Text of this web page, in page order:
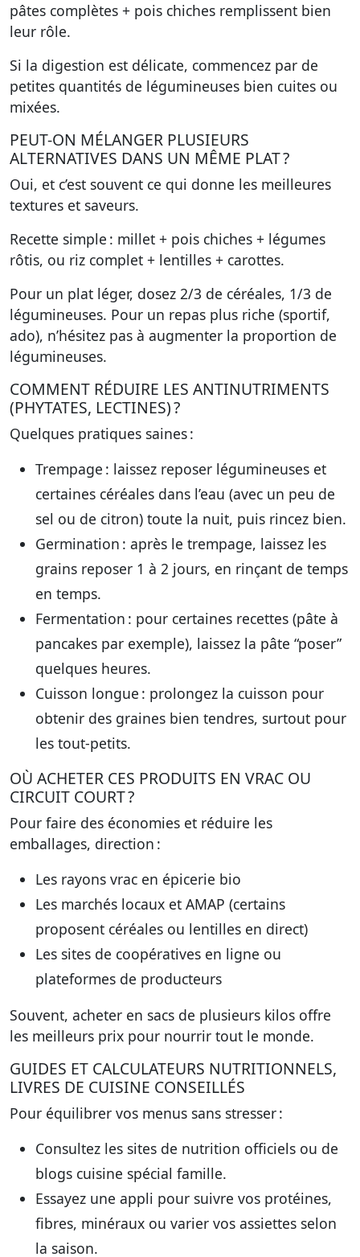
pâtes complètes + pois chiches remplissent bien
leur rôle.
Si la digestion est délicate, commencez par de
petites quantités de légumineuses bien cuites ou
mixées.
PEUT-ON MÉLANGER PLUSIEURS
ALTERNATIVES DANS UN MÊME PLAT ?
Oui, et c’est souvent ce qui donne les meilleures
textures et saveurs.
Recette simple : millet + pois chiches + légumes
rôtis, ou riz complet + lentilles + carottes.
Pour un plat léger, dosez 2/3 de céréales, 1/3 de
légumineuses. Pour un repas plus riche (sportif,
ado), n’hésitez pas à augmenter la proportion de
légumineuses.
COMMENT RÉDUIRE LES ANTINUTRIMENTS
(PHYTATES, LECTINES) ?
Quelques pratiques saines :
Trempage : laissez reposer légumineuses et
certaines céréales dans l’eau (avec un peu de
sel ou de citron) toute la nuit, puis rincez bien.
Germination : après le trempage, laissez les
grains reposer 1 à 2 jours, en rinçant de temps
en temps.
Fermentation : pour certaines recettes (pâte à
pancakes par exemple), laissez la pâte “poser”
quelques heures.
Cuisson longue : prolongez la cuisson pour
obtenir des graines bien tendres, surtout pour
les tout-petits.
OÙ ACHETER CES PRODUITS EN VRAC OU
CIRCUIT COURT ?
Pour faire des économies et réduire les
emballages, direction :
Les rayons vrac en épicerie bio
Les marchés locaux et AMAP (certains
proposent céréales ou lentilles en direct)
Les sites de coopératives en ligne ou
plateformes de producteurs
Souvent, acheter en sacs de plusieurs kilos offre
les meilleurs prix pour nourrir tout le monde.
GUIDES ET CALCULATEURS NUTRITIONNELS,
LIVRES DE CUISINE CONSEILLÉS
Pour équilibrer vos menus sans stresser :
Consultez les sites de nutrition officiels ou de
blogs cuisine spécial famille.
Essayez une appli pour suivre vos protéines,
fibres, minéraux ou varier vos assiettes selon
la saison.